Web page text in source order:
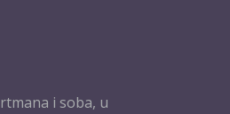
i soba, u